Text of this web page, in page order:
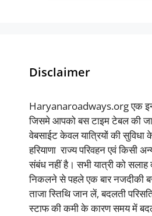
Disclaimer
Haryanaroadways.org एक
जिसमे आपको बस टाइम टेबल की
वेबसाईट केवल यात्रियों की सुविधा
हरियाणा राज्य परिवहन एवं किसी
संबंध नहीं है। सभी यात्री को सलाह
निकलने से पहले एक बार नजदीकी
ताजा स्तिथि जान लें, बदलती
स्टाफ की कमी के कारण समय में